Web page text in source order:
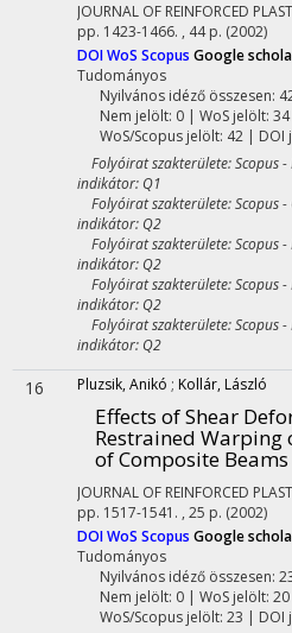
JOURNAL OF REINFORCED
pp. 1423-1466. , 44 p. (2002)
DOIWoS Scopus Google
Tudományos
Nyilvános idéző összesen:
Nem jelölt: 0 | WoS jelölt:
WoS/Scopus jelölt: 42 | DOI
Folyóirat szakterülete: Scopus -
indikátor: Q1
Folyóirat szakterülete: Scopus -
indikátor: Q2
Folyóirat szakterülete: Scopus
indikátor: Q2
Folyóirat szakterülete: Scopus -
indikátor: Q2
Folyóirat szakterülete: Scopus
indikátor: Q2
16 Pluzsik, Anikó ; Kollár, László
Effects of Shear
Restrained Warping
of Composite Beams
JOURNAL OF REINFORCED
pp. 1517-1541. , 25 p. (2002)
DOIWoS Scopus Google
Tudományos
Nyilvános idéző összesen:
Nem jelölt: 0 | WoS jelölt:
WoS/Scopus jelölt: 23 | DOI